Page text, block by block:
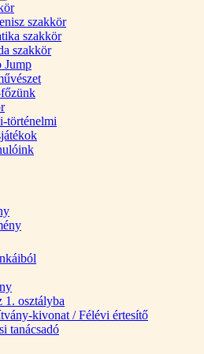
szakkör
szakkör
szakkör
Jump
történelmi
1. osztályba
kivonat / Félévi értesítő
tanácsadó